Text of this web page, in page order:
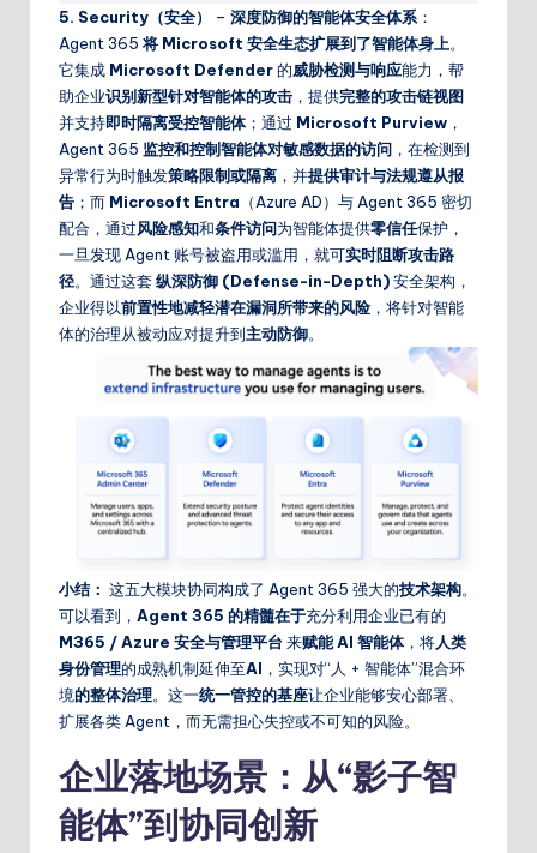
5. Security（安全） – 深度防御的智能体安全体系 ：
Agent 365 将 Microsoft 安全生态扩展到了智能体身上。
它集成 Microsoft Defender的威胁检测与响应能力，帮
助企业识别新型针对智能体的攻击 ，提供完整的攻击链视图
并支持即时隔离受控智能体；通过 Microsoft Purview ，
Agent 365 监控和控制智能体对敏感数据的访问 ，在检测到
异常行为时触发策略限制或隔离 ，并提供审计与法规遵从报
告 ；而 Microsoft Entra （Azure AD）与 Agent 365 密切
配合，通过风险感知和条件访问为智能体提供零信任保护，
一旦发现 Agent 账号被盗用或滥用，就可实时阻断攻击路
径。通过这套纵深防御 (Defense-in-Depth)安全架构，
企业得以前置性地减轻潜在漏洞所带来的风险 ，将针对智能
体的治理从被动应对提升到主动防御。
小结： 这五大模块协同构成了 Agent 365 强大的技术架构。
可以看到， Agent 365 的精髓在于充分利用企业已有的
M365 / Azure 安全与管理平台 来赋能 AI 智能体，将人类
身份管理的成熟机制延伸至AI ，实现对“人 + 智能体”混合环
境的整体治理。这一统一管控的基座让企业能够安心部署、
扩展各类 Agent，而无需担心失控或不可知的风险。
企业落地场景：从“影子智
能体”到协同创新